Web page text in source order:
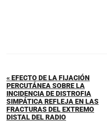
« EFECTO DE LA FIJACIÓN
PERCUTÁNEA SOBRE LA
INCIDENCIA DE DISTROFIA
SIMPÁTICA REFLEJA EN LAS
FRACTURAS DEL EXTREMO
DISTAL DEL RADIO